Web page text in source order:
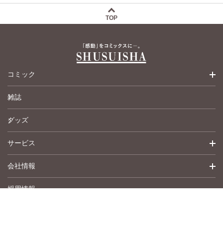
TOP
コミック
少女コミック
女性コミック
ペットコミック
青年コミック
英語版コミック
雑誌
グッズ
サービス
詳細検索
履歴
会社情報
トップメッセージ
採用情報